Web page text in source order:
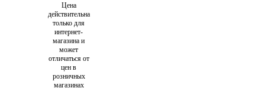
Цена
действительна
только для
интернет-
магазина и
может
отличаться от
цен в
розничных
магазинах